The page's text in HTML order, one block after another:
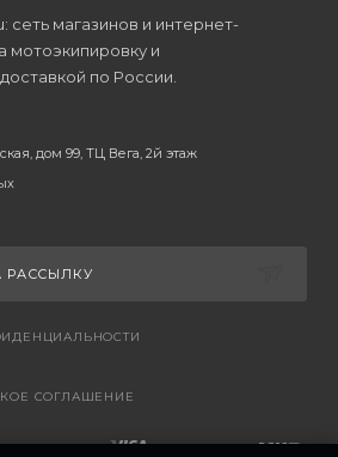
сеть магазинов и интернет-
мотоэкипировку и
по России.
дом 99, ТЦ Вега, 2й этаж
РАССЫЛКУ
СОГЛАШЕНИЕ